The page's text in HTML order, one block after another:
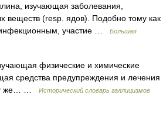
изучающая заболевания,
веществ (resp. ядов). Подобно тому как
инфекционным, участие …
Большая
физические и химические
средства предупреждения и лечения
же… …
Исторический словарь галлицизмов